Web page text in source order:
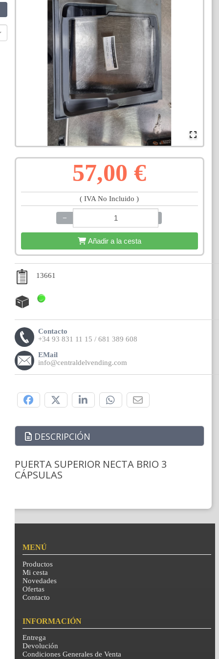
57,00 €
( IVA No Incluido )
−
Añadir a la cesta
13661
Contacto
+34 93 831 11 15 / 681 389 608
EMail
info@centraldelvending.com
DESCRIPCIÓN
PUERTA SUPERIOR NECTA BRIO 3
CÁPSULAS
MENÚ
Productos
Mi cesta
Novedades
Ofertas
Contacto
INFORMACIÓN
Entrega
Devolución
Condiciones Generales de Venta